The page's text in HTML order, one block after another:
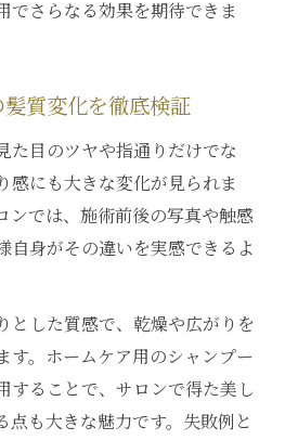
でさらなる効果を期待できま
質変化を徹底検証
た目のツヤや指通りだけでな
感にも大きな変化が見られま
ンでは、施術前後の写真や触感
自身がその違いを実感できるよ
とした質感で、乾燥や広がりを
す。ホームケア用のシャンプー
することで、サロンで得た美し
点も大きな魅力です。失敗例と